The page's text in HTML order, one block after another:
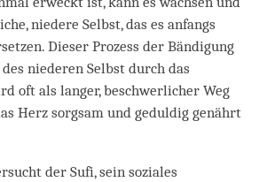
niedere Selbst, das es anfangs
Dieser Prozess der Bändigung
niederen Selbst durch das
oft als langer, beschwerlicher Weg
Herz sorgsam und geduldig genährt
der Sufi, sein soziales